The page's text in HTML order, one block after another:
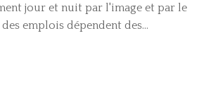
jour et nuit par l'image et par le
emplois dépendent des...